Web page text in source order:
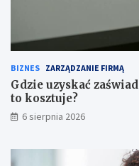
BIZNES ZARZĄDZANIE FIRMĄ
Gdzie uzyskać
to kosztuje?
6 sierpnia 2026